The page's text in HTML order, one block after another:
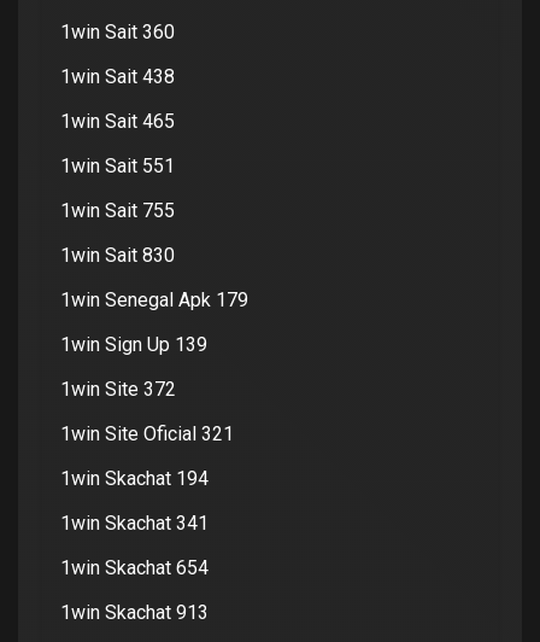
1win Sait 360
1win Sait 438
1win Sait 465
1win Sait 551
1win Sait 755
1win Sait 830
1win Senegal Apk 179
1win Sign Up 139
1win Site 372
1win Site Oficial 321
1win Skachat 194
1win Skachat 341
1win Skachat 654
1win Skachat 913